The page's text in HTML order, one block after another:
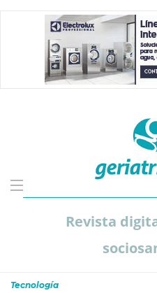
Revista
Tecnología